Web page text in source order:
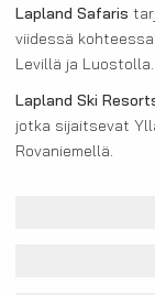
Lapland Safaris
viidessä
Levillä ja Luostolla.
Lapland Ski
jotka sijaitsevat
Rovaniemellä.